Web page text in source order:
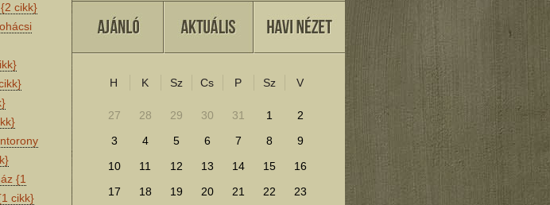
{2 cikk}
{1
cikk}
A múlt jövője
2026-07-27 22:37:30
További cikkek megjelenítéséhez kattints ide!
H K Sz Cs P Sz V
27 28 29 30 31 1
2
3
4 5 6 7 8
9
10
11 12 13 14 15
16
17
18 19 20 21 22
23